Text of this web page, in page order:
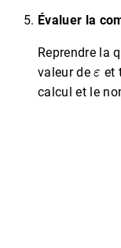
Évaluer la
Reprendre la
valeur de
ε
et
calcul et le